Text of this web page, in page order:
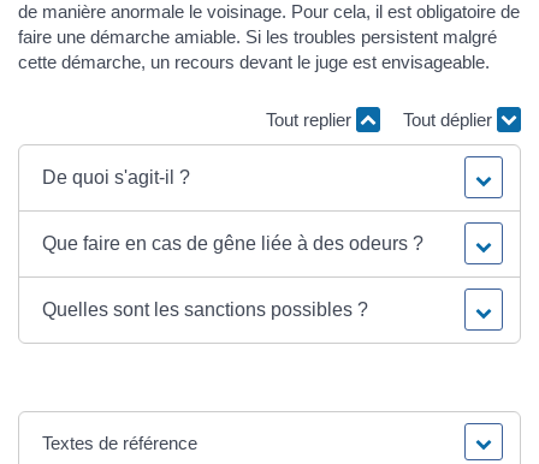
de manière anormale le voisinage. Pour cela, il est obligatoire de
faire une démarche amiable. Si les troubles persistent malgré
cette démarche, un recours devant le juge est envisageable.
Tout replier Tout déplier
De quoi s'agit-il ?
Que faire en cas de gêne liée à des odeurs ?
Quelles sont les sanctions possibles ?
Textes de référence